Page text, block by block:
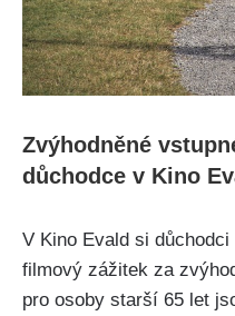
Zvýhodněné
důchodce v Kino
V Kino Evald si
filmový zážitek za
pro osoby starší 65 let